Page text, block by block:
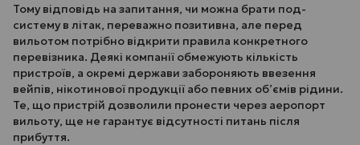
Тому відповідь на запитання, чи можна брати под-
систему в літак, переважно позитивна, але перед
вильотом потрібно відкрити правила конкретного
перевізника. Деякі компанії обмежують кількість
пристроїв, а окремі держави забороняють ввезення
вейпів, нікотинової продукції або певних об’ємів рідини.
Те, що пристрій дозволили пронести через аеропорт
вильоту, ще не гарантує відсутності питань після
прибуття.